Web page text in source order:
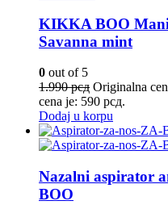
KIKKA BOO
Savanna mint
0 out of 5
1.990рсд Originalna
cena je: 590 рсд.
Dodaj u korpu
Nazalni aspirator
BOO